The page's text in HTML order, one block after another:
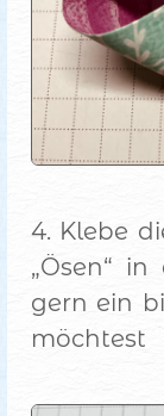
4. Klebe
„Ösen“
gern ein
möchtest